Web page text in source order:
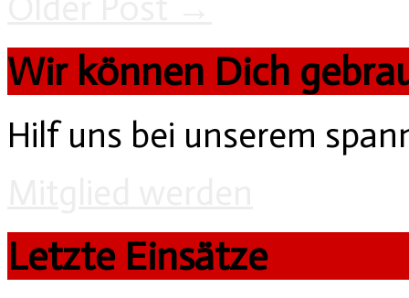
Wir können Dich
Hilf uns bei unserem
Letzte Einsätze